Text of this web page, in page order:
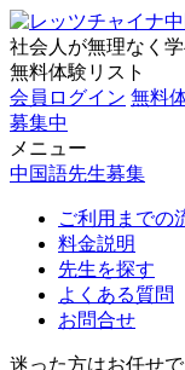
社会人が無理なく
無料体験リスト
会員ログイン 無料
募集中
メニュー
中国語先生募集
ご利用までの
料金説明
先生を探す
よくある質問
お問合せ
迷った方はお任せ